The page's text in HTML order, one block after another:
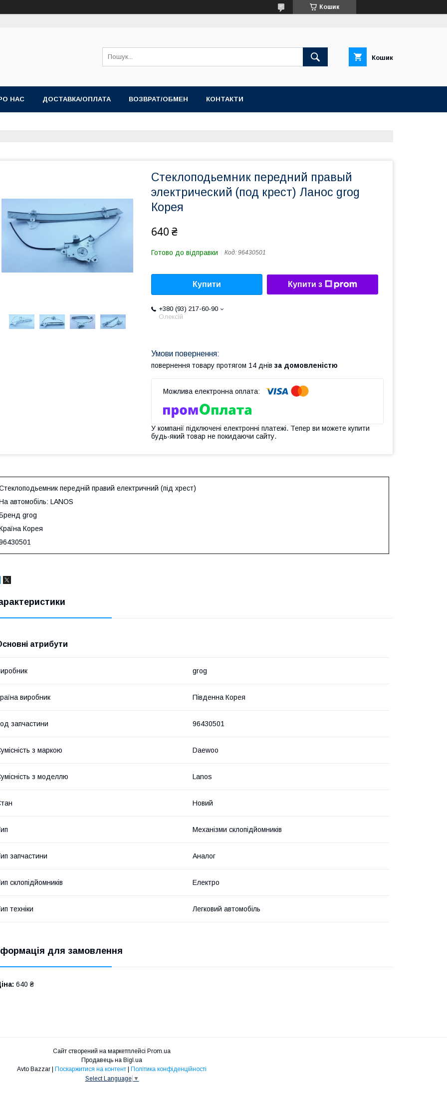
Кошик
Кошик
НАС ДОСТАВКА/ОПЛАТА ВОЗВРАТ/ОБМЕН КОНТАКТИ
Стеклоподьемник передний правый
электрический (под крест) Ланос grog
Корея
640 ₴
Готово до відправки Код: 96430501
Купити Купити з
+380 (93) 217-60-90
Олексій
повернення товару протягом 14 днів за домовленістю
У компанії підключені електронні платежі. Тепер ви можете купити
будь-який товар не покидаючи сайту.
передній правий електричний (під хрест)
автомобіль: LANOS
grog
Корея
атрибути
grog
виробник Південна Корея
запчастини 96430501
з маркою Daewoo
з моделлю Lanos
Новий
Механізми склопідйомників
запчастини Аналог
склопідйомників Електро
техніки Легковий автомобіль
для замовлення
640 ₴
Сайт створений на маркетплейсі Prom.ua
Продавець на Bigl.ua
Avto Bazzar | Поскаржитися на контент | Політика конфіденційності
Select Language ▼